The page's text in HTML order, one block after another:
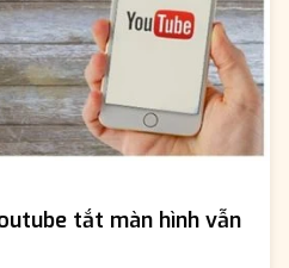
tắt màn hình vẫn